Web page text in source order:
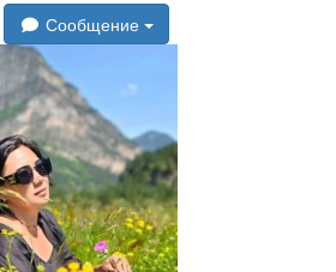
Сообщение